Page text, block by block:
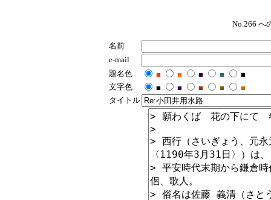
No.266 へ
名前
e-mail
題名色
■ ■ ■ ■
■
文字色
■ ■ ■ ■
■
タイトル